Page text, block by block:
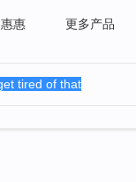
惠惠 更多产品